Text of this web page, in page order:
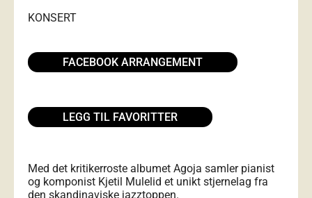
KONSERT
FACEBOOK ARRANGEMENT
LEGG TIL FAVORITTER
Med det kritikerroste albumet Agoja samler pianist
og komponist Kjetil Mulelid et unikt stjernelag fra
den skandinaviske jazztoppen.